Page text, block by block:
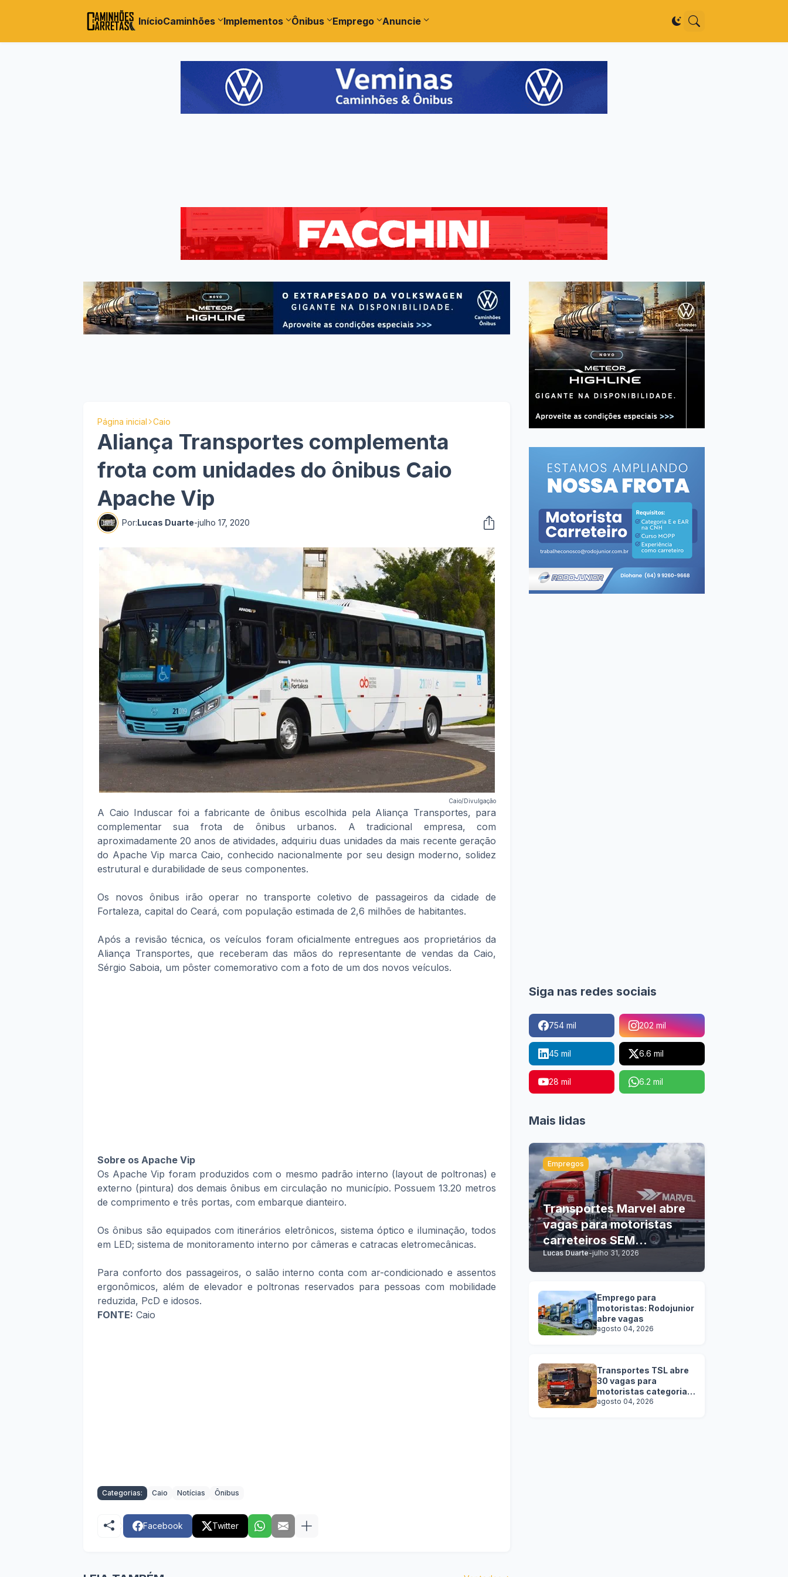
InícioCaminhões Implementos Ônibus Emprego Anuncie
Página inicial Caio
Aliança Transportes complementa
frota com unidades do ônibus Caio
Apache Vip
Por:Lucas Duarte-julho 17, 2020
Caio/Divulgação
A Caio Induscar foi a fabricante de ônibus escolhida pela Aliança Transportes, para
complementar sua frota de ônibus urbanos. A tradicional empresa, com
aproximadamente 20 anos de atividades, adquiriu duas unidades da mais recente geração
do Apache Vip marca Caio, conhecido nacionalmente por seu design moderno, solidez
estrutural e durabilidade de seus componentes.
Os novos ônibus irão operar no transporte coletivo de passageiros da cidade de
Fortaleza, capital do Ceará, com população estimada de 2,6 milhões de habitantes.
Após a revisão técnica, os veículos foram oficialmente entregues aos proprietários da
Aliança Transportes, que receberam das mãos do representante de vendas da Caio,
Sérgio Saboia, um pôster comemorativo com a foto de um dos novos veículos.
Sobre os Apache Vip
Os Apache Vip foram produzidos com o mesmo padrão interno (layout de poltronas) e
externo (pintura) dos demais ônibus em circulação no município. Possuem 13.20 metros
de comprimento e três portas, com embarque dianteiro.
Os ônibus são equipados com itinerários eletrônicos, sistema óptico e iluminação, todos
em LED; sistema de monitoramento interno por câmeras e catracas eletromecânicas.
Para conforto dos passageiros, o salão interno conta com ar-condicionado e assentos
ergonômicos, além de elevador e poltronas reservados para pessoas com mobilidade
reduzida, PcD e idosos.
FONTE: Caio
Categorias: Caio Notícias Ônibus
Facebook Twitter
Siga nas redes sociais
754 mil 202 mil
45 mil 6.6 mil
28 mil 6.2 mil
Mais lidas
Empregos
Transportes Marvel abre
vagas para motoristas
carreteiros SEM
EXPERIÊNCIA
Lucas Duarte-julho 31, 2026
Emprego para
motoristas: Rodojunior
abre vagas
agosto 04, 2026
Transportes TSL abre
30 vagas para
motoristas categoria D
e E
agosto 04, 2026